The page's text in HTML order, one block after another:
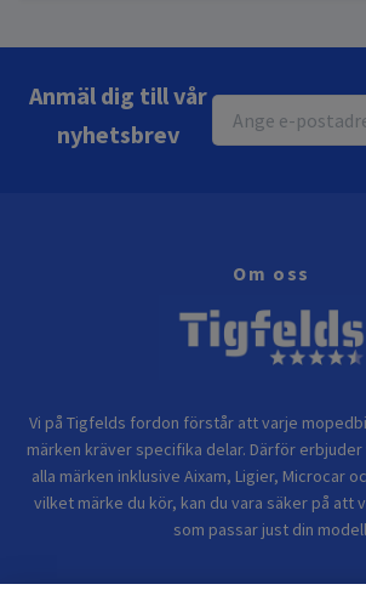
Anmäl dig till vår
nyhetsbrev
Om oss
Vi på Tigfelds fordon förstår att varje
märken kräver specifika delar. Därför
alla märken inklusive Aixam, Ligier, Microcar
vilket märke du kör, kan du vara säker på att
som passar just din